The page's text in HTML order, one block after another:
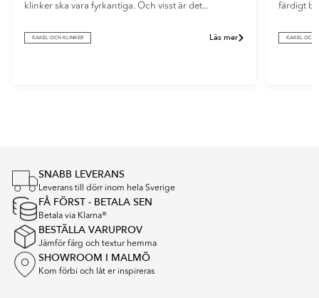
klinker ska vara fyrkantiga. Och visst är det...
KAKEL OCH KLINKER Läs mer
färdigt
KAKEL OCH
SNABB LEVERANS
Leverans till dörr inom hela Sverige
FÅ FÖRST - BETALA SEN
Betala via Klarna®
BESTÄLLA VARUPROV
Jämför färg och textur hemma
SHOWROOM I MALMÖ
Kom förbi och låt er inspireras